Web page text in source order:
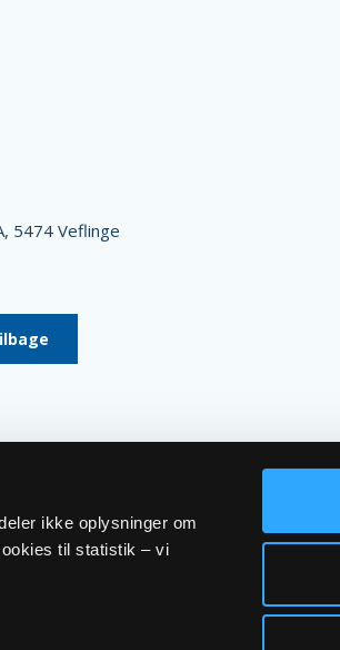
ikke oplysninger om
til statistik – vi
5474 Veflinge